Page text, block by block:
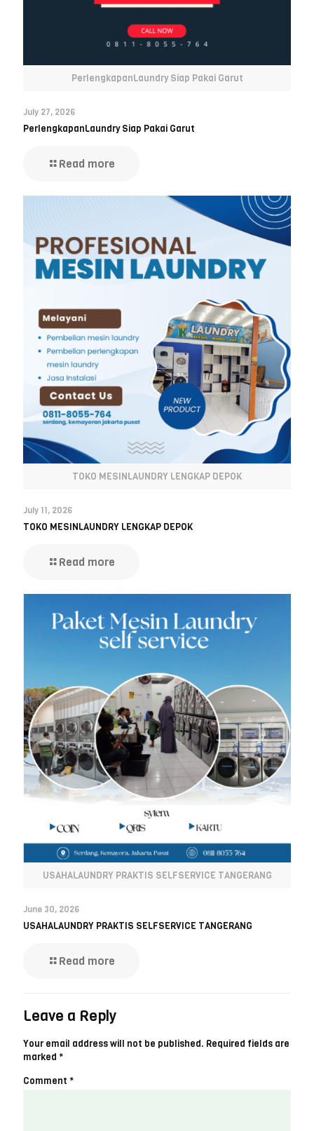
PerlengkapanLaundry Siap Pakai Garut
July 27, 2026
PerlengkapanLaundry Siap Pakai Garut
Read more
TOKO MESINLAUNDRY LENGKAP DEPOK
July 11, 2026
TOKO MESINLAUNDRY LENGKAP DEPOK
Read more
USAHALAUNDRY PRAKTIS SELFSERVICE TANGERANG
June 30, 2026
USAHALAUNDRY PRAKTIS SELFSERVICE TANGERANG
Read more
Leave a Reply
Your email address will not be published. Required fields are
marked *
Comment *